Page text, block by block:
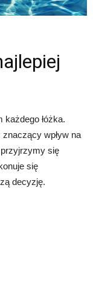
każdego łóżka.
wpływ na
się
się
decyzję.